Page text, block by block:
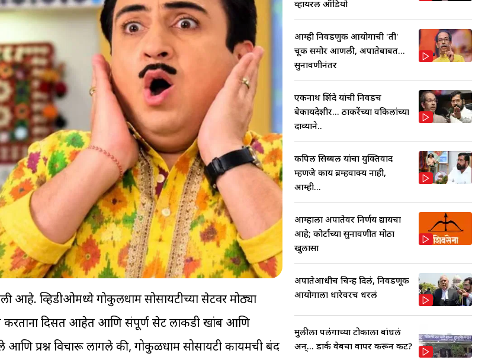
आहे. व्हिडीओमध्ये गोकुलधाम सोसायटीच्या सेटवर मोठ्या
करताना दिसत आहेत आणि संपूर्ण सेट लाकडी खांब आणि
प्रश्न विचारू लागले की, गोकुळधाम सोसायटी कायमची बंद
व्हायरल ऑडियो
आम्ही निवडणुक आयोगाची 'ती'
चूक समोर आणली, अपात्रतेबाबत...
सुनावणीनंतर
एकनाथ शिंदे यांची निवडच
बेकायदेशीर... ठाकरेंच्या वकिलांच्या
दाव्याने..
कपिल सिब्बल यांचा युक्तिवाद
म्हणजे काय ब्रम्हवाक्य नाही,
आम्ही...
आम्हाला अपात्रतेवर निर्णय द्यायचा
आहे; कोर्टाच्या सुनावणीत मोठा
खुलासा
अपात्रतेआधीच चिन्ह दिलं, निवडणूक
आयोगाला धारेवरच धरलं
मुलीला पलंगाच्या टोकाला बांधलं
अन्... डार्क वेबचा वापर करून कट?